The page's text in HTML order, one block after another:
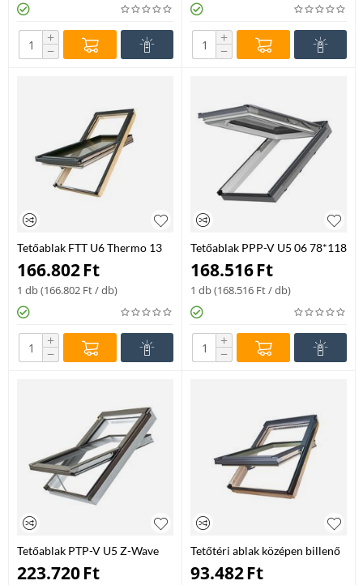
+
−
+
−
Tetőablak FTT U6 Thermo 13
78*160
166.802Ft
1 db (166.802 Ft/ db)
+
−
Tetőablak PPP-V U5 06 78*118
168.516Ft
1 db (168.516 Ft/ db)
+
−
Tetőablak PTP-V U5 Z-Wave
10 114*118
223.720Ft
Tetőtéri ablak középen billenő
FTP-V L3 11 114*140
93.482Ft